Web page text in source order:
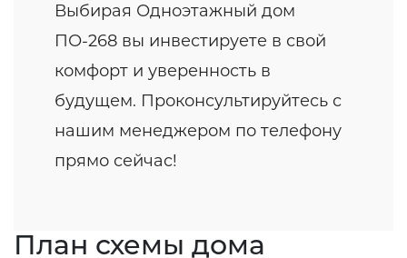
Выбирая Одноэтажный дом
ПО-268 вы инвестируете в свой
комфорт и уверенность в
будущем. Проконсультируйтесь с
нашим менеджером по телефону
прямо сейчас!
План схемы дома